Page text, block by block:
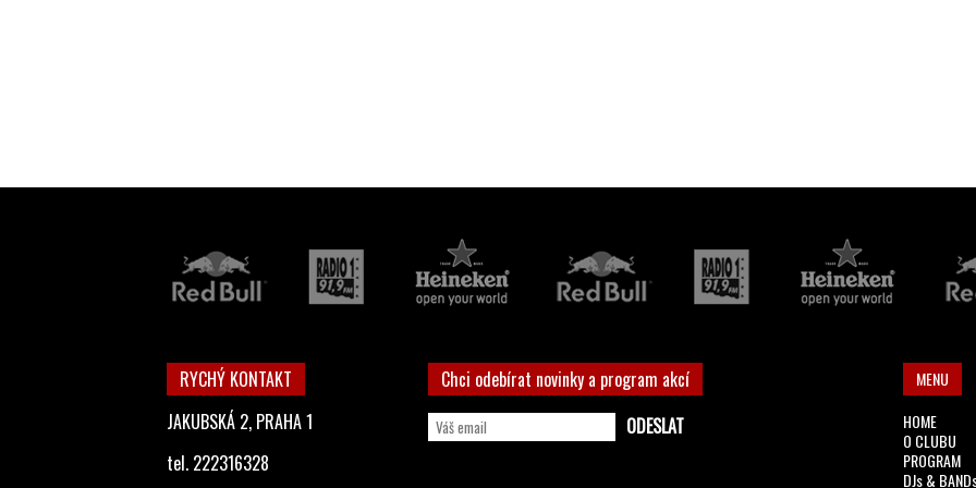
RYCHÝ KONTAKT
JAKUBSKÁ 2, PRAHA 1
tel. 222316328
Chci odebírat novinky a program akcí
MENU
HOME
O CLUBU
PROGRAM
DJs &